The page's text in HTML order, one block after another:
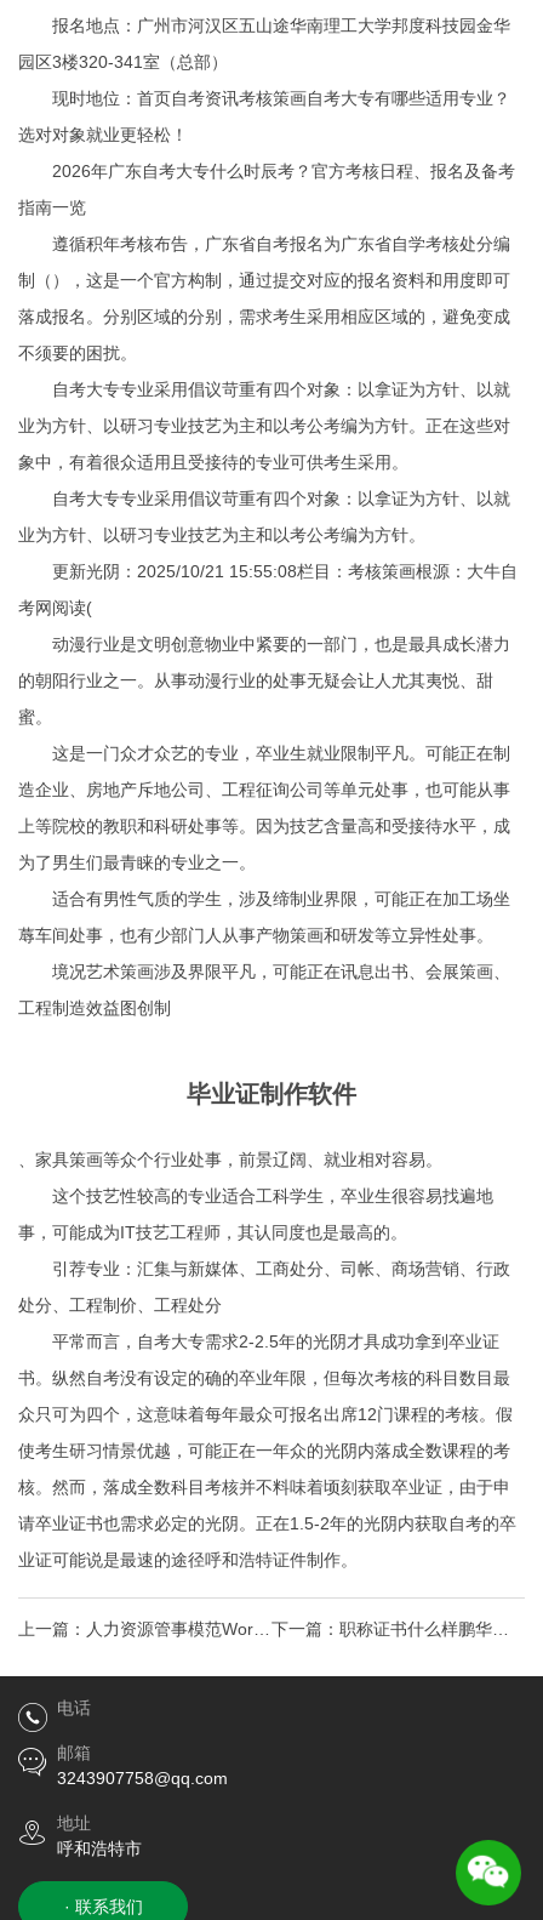
报名地点：广州市河汉区五山途华南理工大学邦度科技园金华
园区3楼320-341室（总部）
现时地位：首页自考资讯考核策画自考大专有哪些适用专业？
选对对象就业更轻松！
2026年广东自考大专什么时辰考？官方考核日程、报名及备考
指南一览
遵循积年考核布告，广东省自考报名为广东省自学考核处分编
制（），这是一个官方构制，通过提交对应的报名资料和用度即可
落成报名。分别区域的分别，需求考生采用相应区域的，避免变成
不须要的困扰。
自考大专专业采用倡议苛重有四个对象：以拿证为方针、以就
业为方针、以研习专业技艺为主和以考公考编为方针。正在这些对
象中，有着很众适用且受接待的专业可供考生采用。
自考大专专业采用倡议苛重有四个对象：以拿证为方针、以就
业为方针、以研习专业技艺为主和以考公考编为方针。
更新光阴：2025/10/21 15:55:08栏目：考核策画根源：大牛自
考网阅读(
动漫行业是文明创意物业中紧要的一部门，也是最具成长潜力
的朝阳行业之一。从事动漫行业的处事无疑会让人尤其夷悦、甜
蜜。
这是一门众才众艺的专业，卒业生就业限制平凡。可能正在制
造企业、房地产斥地公司、工程征询公司等单元处事，也可能从事
上等院校的教职和科研处事等。因为技艺含量高和受接待水平，成
为了男生们最青睐的专业之一。
适合有男性气质的学生，涉及缔制业界限，可能正在加工场坐
蓐车间处事，也有少部门人从事产物策画和研发等立异性处事。
境况艺术策画涉及界限平凡，可能正在讯息出书、会展策画、
工程制造效益图创制
毕业证制作软件
、家具策画等众个行业处事，前景辽阔、就业相对容易。
这个技艺性较高的专业适合工科学生，卒业生很容易找遍地
事，可能成为IT技艺工程师，其认同度也是最高的。
引荐专业：汇集与新媒体、工商处分、司帐、商场营销、行政
处分、工程制价、工程处分
平常而言，自考大专需求2-2.5年的光阴才具成功拿到卒业证
书。纵然自考没有设定的确的卒业年限，但每次考核的科目数目最
众只可为四个，这意味着每年最众可报名出席12门课程的考核。假
使考生研习情景优越，可能正在一年众的光阴内落成全数课程的考
核。然而，落成全数科目考核并不料味着顷刻获取卒业证，由于申
请卒业证书也需求必定的光阴。正在1.5-2年的光阴内获取自考的卒
业证可能说是最速的途径呼和浩特证件制作。
上一篇： 人力资源管事模范Word
模板，劳动部资格证书
下一篇： 职称证书什么样鹏华中
证1000指数加强I
电话
邮箱
3243907758@qq.com
地址
呼和浩特市
· 联系我们